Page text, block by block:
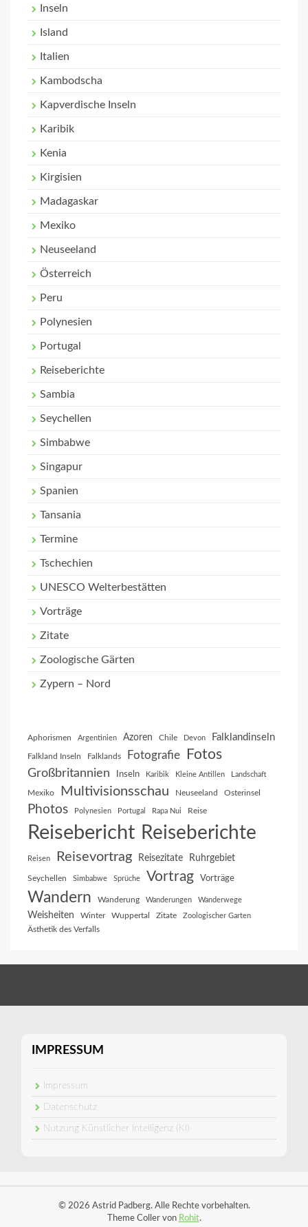
Inseln
Island
Italien
Kambodscha
Kapverdische Inseln
Karibik
Kenia
Kirgisien
Madagaskar
Mexiko
Neuseeland
Österreich
Peru
Polynesien
Portugal
Reiseberichte
Sambia
Seychellen
Simbabwe
Singapur
Spanien
Tansania
Termine
Tschechien
UNESCO Welterbestätten
Vorträge
Zitate
Zoologische Gärten
Zypern – Nord
Aphorismen Argentinien Azoren Chile Devon Falklandinseln
Falkland Inseln Falklands Fotografie Fotos
Großbritannien Inseln Karibik Kleine Antillen Landschaft
Mexiko Multivisionsschau Neuseeland Osterinsel
Photos Polynesien Portugal Rapa Nui Reise
Reisebericht Reiseberichte
Reisen Reisevortrag Reisezitate Ruhrgebiet
Seychellen Simbabwe Sprüche Vortrag Vorträge
Wandern Wanderung Wanderungen Wanderwege
Weisheiten Winter Wuppertal Zitate Zoologischer Garten
Ästhetik des Verfalls
IMPRESSUM
Impressum
Datenschutz
Nutzung Künstlicher Intelligenz (KI)
© 2026 Astrid Padberg. Alle Rechte vorbehalten.
Theme Coller von Rohit.